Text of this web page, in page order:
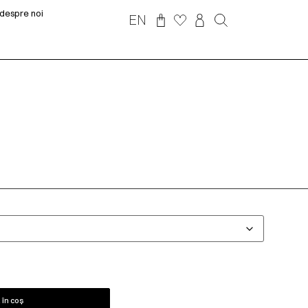
noi EN
coș